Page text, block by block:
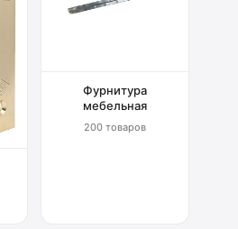
Фурнитура
мебельная
200 товаров